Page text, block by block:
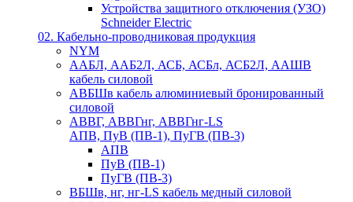
Устройства защитного отключения (УЗО)
Schneider Electric
02. Кабельно-проводниковая продукция
NYM
ААБЛ, ААБ2Л, АСБ, АСБл, АСБ2Л, ААШВ
кабель силовой
АВБШв кабель алюминиевый бронированный
силовой
АВВГ, АВВГнг, АВВГнг-LS
АПВ, ПуВ (ПВ-1), ПуГВ (ПВ-3)
АПВ
ПуВ (ПВ-1)
ПуГВ (ПВ-3)
ВБШв, нг, нг-LS кабель медный силовой